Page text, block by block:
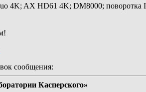
4K; AX HD61 4K; DM8000;
сообщения:
Касперского»